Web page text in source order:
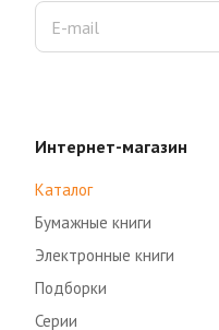
Интернет-магазин
Каталог
Бумажные книги
Электронные книги
Подборки
Серии